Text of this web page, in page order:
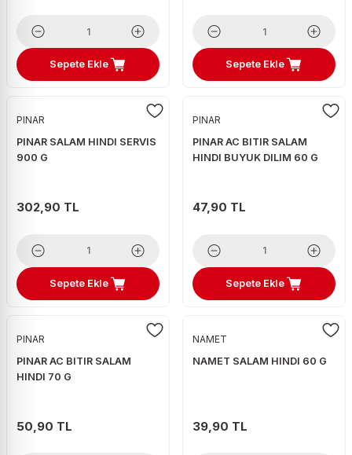
Sepete Ekle Sepete Ekle
PINAR
PINAR SALAM HINDI SERVIS
900 G
302,90 TL
Sepete Ekle
PINAR
PINAR AC BITIR SALAM
HINDI BUYUK DILIM 60 G
47,90 TL
Sepete Ekle
PINAR
PINAR AC BITIR SALAM
HINDI 70 G
50,90 TL
NAMET
NAMET SALAM HINDI 60 G
39,90 TL